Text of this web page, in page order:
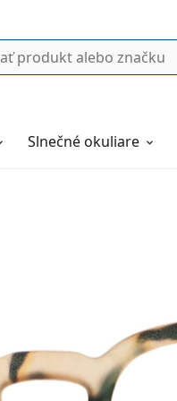
Slnečné okuliare
23